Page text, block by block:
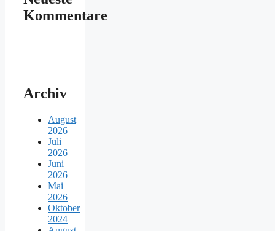
Kommentare
Archiv
August
2026
Juli
2026
Juni
2026
Mai
2026
Oktober
2024